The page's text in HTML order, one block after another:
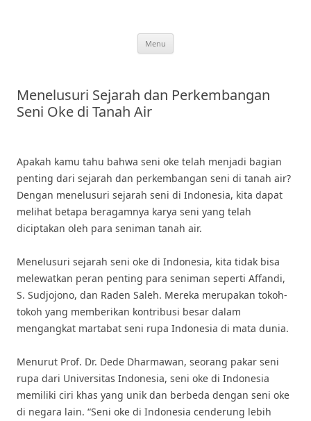
Menu
Menelusuri Sejarah dan Perkembangan
Seni Oke di Tanah Air
Apakah kamu tahu bahwa seni oke telah menjadi bagian
penting dari sejarah dan perkembangan seni di tanah air?
Dengan menelusuri sejarah seni di Indonesia, kita dapat
melihat betapa beragamnya karya seni yang telah
diciptakan oleh para seniman tanah air.
Menelusuri sejarah seni oke di Indonesia, kita tidak bisa
melewatkan peran penting para seniman seperti Affandi,
S. Sudjojono, dan Raden Saleh. Mereka merupakan tokoh-
tokoh yang memberikan kontribusi besar dalam
mengangkat martabat seni rupa Indonesia di mata dunia.
Menurut Prof. Dr. Dede Dharmawan, seorang pakar seni
rupa dari Universitas Indonesia, seni oke di Indonesia
memiliki ciri khas yang unik dan berbeda dengan seni oke
di negara lain. “Seni oke di Indonesia cenderung lebih